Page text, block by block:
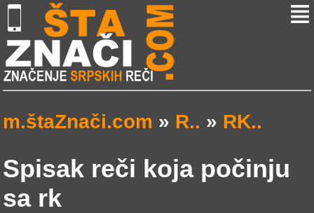
m.štaZnači.com » R.. » RK..
Spisak reči koja počinju
sa rk